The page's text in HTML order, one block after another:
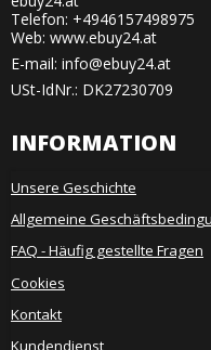
Telefon: +4946157498975
Web: www.ebuy24.at
E-mail: info@ebuy24.at
USt-IdNr.: DK27230709
INFORMATION
Unsere Geschichte
Allgemeine
FAQ - Häufig gestellte Fragen
Cookies
Kontakt
Kundendienst